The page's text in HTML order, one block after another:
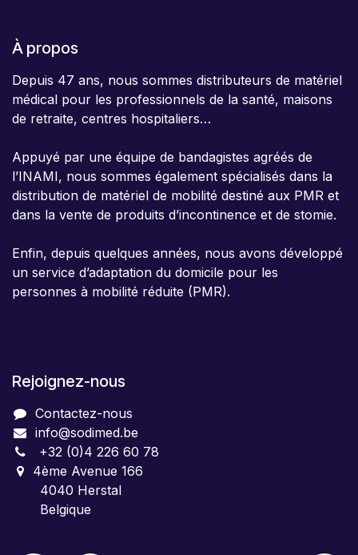
À propos
Depuis 47 ans, nous sommes distributeurs de matériel
médical pour les professionnels de la santé, maisons
de retraite, centres hospitaliers…
Appuyé par une équipe de bandagistes agréés de
l’INAMI, nous sommes également spécialisés dans la
distribution de matériel de mobilité destiné aux PMR et
dans la vente de produits d’incontinence et de stomie.
Enfin, depuis quelques années, nous avons développé
un service d’adaptation du domicile pour les
personnes à mobilité réduite (PMR).
Rejoignez-nous
Contactez-nous
info@sodimed.be
+32 (0)4 226 60 78
4ème Avenue 166
4040 Herstal
Belgique